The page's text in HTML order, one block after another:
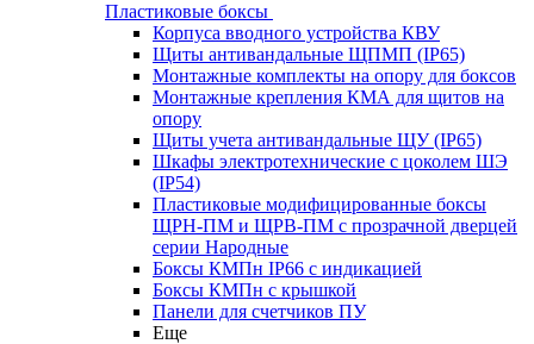
Пластиковые боксы
Корпуса вводного устройства КВУ
Щиты антивандальные ЩПМП (IP65)
Монтажные комплекты на опору для боксов
Монтажные крепления КМА для щитов на
опору
Щиты учета антивандальные ЩУ (IP65)
Шкафы электротехнические с цоколем ШЭ
(IP54)
Пластиковые модифицированные боксы
ЩРН-ПМ и ЩРВ-ПМ с прозрачной дверцей
серии Народные
Боксы КМПн IP66 с индикацией
Боксы КМПн с крышкой
Панели для счетчиков ПУ
Еще